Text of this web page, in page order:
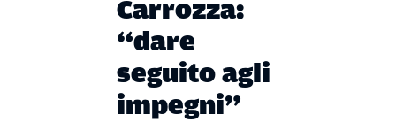
Carrozza:
“dare
seguito agli
impegni”